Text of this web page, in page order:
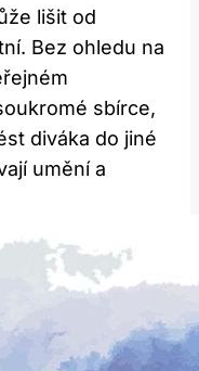
lišit od
Bez ohledu na
sbírce,
diváka do jiné
umění a